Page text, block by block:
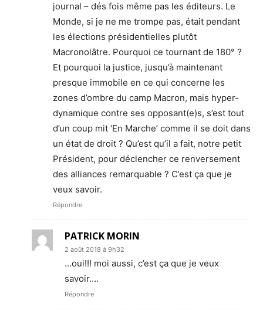
journal – dés fois même pas les éditeurs. Le
Monde, si je ne me trompe pas, était pendant
les élections présidentielles plutôt
Macronolâtre. Pourquoi ce tournant de 180° ?
Et pourquoi la justice, jusqu’à maintenant
presque immobile en ce qui concerne les
zones d’ombre du camp Macron, mais hyper-
dynamique contre ses opposant(e)s, s’est tout
d’un coup mit ‘En Marche’ comme il se doit dans
un état de droit ? Qu’est qu’il a fait, notre petit
Président, pour déclencher ce renversement
des alliances remarquable ? C’est ça que je
veux savoir.
Répondre
PATRICK MORIN
2 août 2018 à 9h32
…oui!!! moi aussi, c’est ça que je veux
savoir….
Répondre